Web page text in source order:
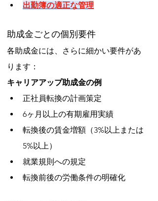
出勤簿の適正な管理
助成金ごとの個別要件
各助成金には、さらに細かい要件があ
ります：
キャリアアップ助成金の例
正社員転換の計画策定
6ヶ月以上の有期雇用実績
転換後の賃金増額（3%以上または
5%以上）
就業規則への規定
転換前後の労働条件の明確化